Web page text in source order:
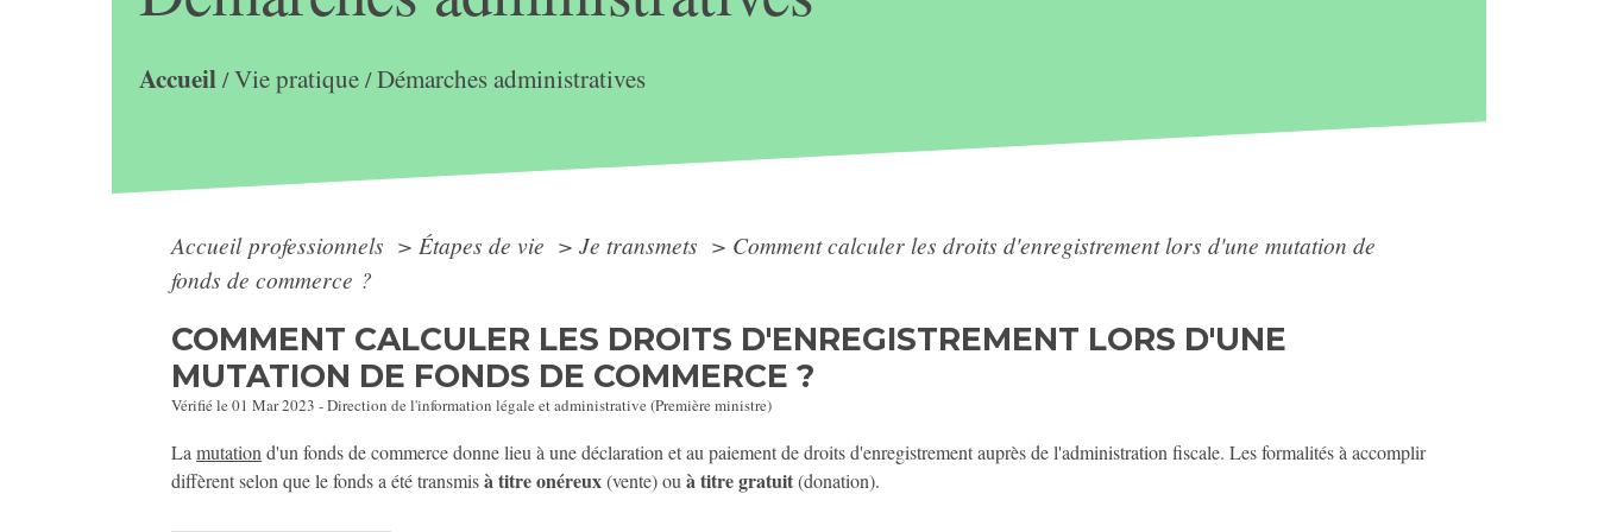
Accueil/Vie pratique/Démarches administratives
Accueil professionnels > Étapes de vie > Je transmets > Comment calculer les droits d'enregistrement lors d'une mutation de
fonds de commerce ?
COMMENT CALCULER LES DROITS D'ENREGISTREMENT LORS D'UNE
MUTATION DE FONDS DE COMMERCE ?
Vérifié le 01 Mar 2023 - Direction de l'information légale et administrative (Première ministre)
Lamutation d'un fonds de commerce donne lieu à une déclaration et au paiement de droits d'enregistrement auprès de l'administration fiscale. Les formalités à accomplir
diffèrent selon que le fonds a été transmisà titre onéreux(vente) ouà titre gratuit(donation).